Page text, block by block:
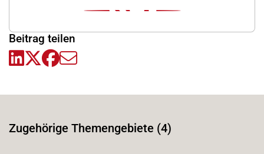
Beitrag teilen
Zugehörige Themengebiete (4)